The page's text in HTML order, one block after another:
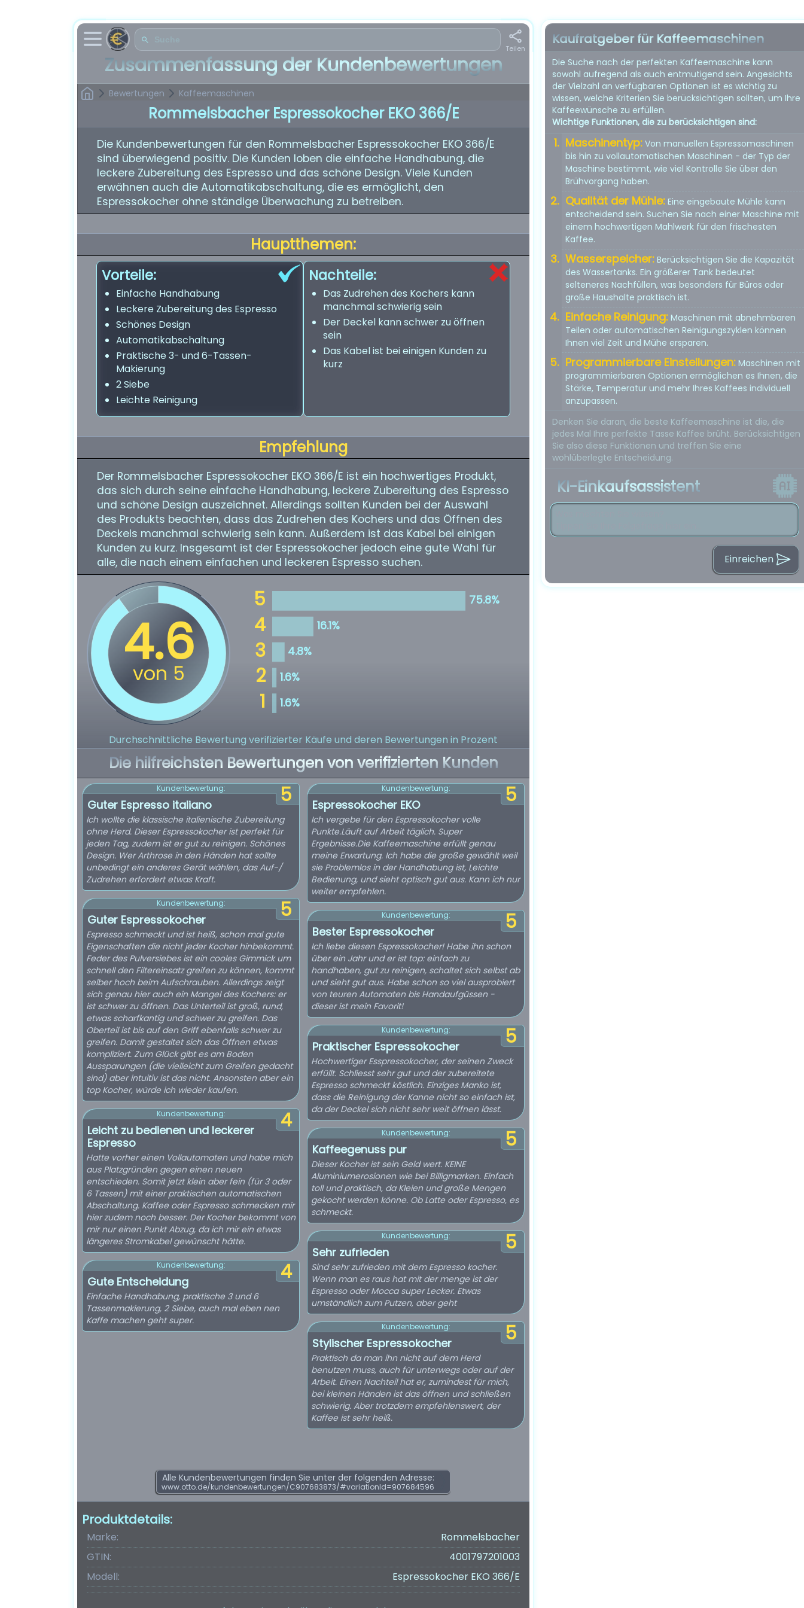
Teilen
Zusammenfassung der Kundenbewertungen
Bewertungen Kaffeemaschinen
Rommelsbacher Espressokocher EKO 366/E
Die Kundenbewertungen für den Rommelsbacher Espressokocher EKO 366/E
sind überwiegend positiv. Die Kunden loben die einfache Handhabung, die
leckere Zubereitung des Espresso und das schöne Design. Viele Kunden
erwähnen auch die Automatikabschaltung, die es ermöglicht, den
Espressokocher ohne ständige Überwachung zu betreiben.
Hauptthemen:
Vorteile:
Einfache Handhabung
Leckere Zubereitung des Espresso
Schönes Design
Automatikabschaltung
Praktische 3- und 6-Tassen-
Makierung
2 Siebe
Leichte Reinigung
Nachteile:
Das Zudrehen des Kochers kann
manchmal schwierig sein
Der Deckel kann schwer zu öffnen
sein
Das Kabel ist bei einigen Kunden zu
kurz
Empfehlung
Der Rommelsbacher Espressokocher EKO 366/E ist ein hochwertiges Produkt,
das sich durch seine einfache Handhabung, leckere Zubereitung des Espresso
und schöne Design auszeichnet. Allerdings sollten Kunden bei der Auswahl
des Produkts beachten, dass das Zudrehen des Kochers und das Öffnen des
Deckels manchmal schwierig sein kann. Außerdem ist das Kabel bei einigen
Kunden zu kurz. Insgesamt ist der Espressokocher jedoch eine gute Wahl für
alle, die nach einem einfachen und leckeren Espresso suchen.
Durchschnittliche Bewertung verifizierter Käufe und deren Bewertungen in Prozent
Die hilfreichsten Bewertungen von verifizierten Kunden
5
Kundenbewertung:
Guter Espresso italiano
Ich wollte die klassische italienische Zubereitung
ohne Herd. Dieser Espressokocher ist perfekt für
jeden Tag, zudem ist er gut zu reinigen. Schönes
Design. Wer Arthrose in den Händen hat sollte
unbedingt ein anderes Gerät wählen, das Auf-/
Zudrehen erfordert etwas Kraft.
5
Kundenbewertung:
Guter Espressokocher
Espresso schmeckt und ist heiß, schon mal gute
Eigenschaften die nicht jeder Kocher hinbekommt.
Feder des Pulversiebes ist ein cooles Gimmick um
schnell den Filtereinsatz greifen zu können, kommt
selber hoch beim Aufschrauben. Allerdings zeigt
sich genau hier auch ein Mangel des Kochers: er
ist schwer zu öffnen. Das Unterteil ist groß, rund,
etwas scharfkantig und schwer zu greifen. Das
Oberteil ist bis auf den Griff ebenfalls schwer zu
greifen. Damit gestaltet sich das Öffnen etwas
kompliziert. Zum Glück gibt es am Boden
Aussparungen (die vielleicht zum Greifen gedacht
sind) aber intuitiv ist das nicht. Ansonsten aber ein
top Kocher, würde ich wieder kaufen.
4
Kundenbewertung:
Leicht zu bedienen und leckerer
Espresso
Hatte vorher einen Vollautomaten und habe mich
aus Platzgründen gegen einen neuen
entschieden. Somit jetzt klein aber fein (für 3 oder
6 Tassen) mit einer praktischen automatischen
Abschaltung. Kaffee oder Espresso schmecken mir
hier zudem noch besser. Der Kocher bekommt von
mir nur einen Punkt Abzug, da ich mir ein etwas
längeres Stromkabel gewünscht hätte.
4
Kundenbewertung:
Gute Entscheidung
Einfache Handhabung, praktische 3 und 6
Tassenmakierung, 2 Siebe, auch mal eben nen
Kaffe machen geht super.
5
Kundenbewertung:
Espressokocher EKO
Ich vergebe für den Espressokocher volle
Punkte.Läuft auf Arbeit täglich. Super
Ergebnisse.Die Kaffeemaschine erfüllt genau
meine Erwartung. Ich habe die große gewählt weil
sie Problemlos in der Handhabung ist, Leichte
Bedienung, und sieht optisch gut aus. Kann ich nur
weiter empfehlen.
5
Kundenbewertung:
Bester Espressokocher
Ich liebe diesen Espressokocher! Habe ihn schon
über ein Jahr und er ist top: einfach zu
handhaben, gut zu reinigen, schaltet sich selbst ab
und sieht gut aus. Habe schon so viel ausprobiert
von teuren Automaten bis Handaufgüssen -
dieser ist mein Favorit!
5
Kundenbewertung:
Praktischer Espressokocher
Hochwertiger Esspressokocher, der seinen Zweck
erfüllt. Schliesst sehr gut und der zubereitete
Espresso schmeckt köstlich. Einziges Manko ist,
dass die Reinigung der Kanne nicht so einfach ist,
da der Deckel sich nicht sehr weit öffnen lässt.
5
Kundenbewertung:
Kaffeegenuss pur
Dieser Kocher ist sein Geld wert. KEINE
Aluminiumerosionen wie bei Billigmarken. Einfach
toll und praktisch, da Kleien und große Mengen
gekocht werden könne. Ob Latte oder Espresso, es
schmeckt.
5
Kundenbewertung:
Sehr zufrieden
Sind sehr zufrieden mit dem Espresso kocher.
Wenn man es raus hat mit der menge ist der
Espresso oder Mocca super Lecker. Etwas
umständlich zum Putzen, aber geht
5
Kundenbewertung:
Stylischer Espressokocher
Praktisch da man ihn nicht auf dem Herd
benutzen muss, auch für unterwegs oder auf der
Arbeit. Einen Nachteil hat er, zumindest für mich,
bei kleinen Händen ist das öffnen und schließen
schwierig. Aber trotzdem empfehlenswert, der
Kaffee ist sehr heiß.
Alle Kundenbewertungen finden Sie unter der folgenden Adresse:
www.otto.de/kundenbewertungen/C907683873/#variationId=907684596
Produktdetails:
Marke:
Rommelsbacher
GTIN:
4001797201003
Modell:
Espressokocher EKO 366/E
Kaufratgeber für Kaffeemaschinen
Die Suche nach der perfekten Kaffeemaschine kann
sowohl aufregend als auch entmutigend sein. Angesichts
der Vielzahl an verfügbaren Optionen ist es wichtig zu
wissen, welche Kriterien Sie berücksichtigen sollten, um Ihre
Kaffeewünsche zu erfüllen.
Wichtige Funktionen, die zu berücksichtigen sind:
Maschinentyp: Von manuellen Espressomaschinen
bis hin zu vollautomatischen Maschinen - der Typ der
Maschine bestimmt, wie viel Kontrolle Sie über den
Brühvorgang haben.
Qualität der Mühle: Eine eingebaute Mühle kann
entscheidend sein. Suchen Sie nach einer Maschine mit
einem hochwertigen Mahlwerk für den frischesten
Kaffee.
Wasserspeicher: Berücksichtigen Sie die Kapazität
des Wassertanks. Ein größerer Tank bedeutet
selteneres Nachfüllen, was besonders für Büros oder
große Haushalte praktisch ist.
Einfache Reinigung: Maschinen mit abnehmbaren
Teilen oder automatischen Reinigungszyklen können
Ihnen viel Zeit und Mühe ersparen.
Programmierbare Einstellungen: Maschinen mit
programmierbaren Optionen ermöglichen es Ihnen, die
Stärke, Temperatur und mehr Ihres Kaffees individuell
anzupassen.
Denken Sie daran, die beste Kaffeemaschine ist die, die
jedes Mal Ihre perfekte Tasse Kaffee brüht. Berücksichtigen
Sie also diese Funktionen und treffen Sie eine
wohlüberlegte Entscheidung.
KI-Einkaufsassistent
Einreichen